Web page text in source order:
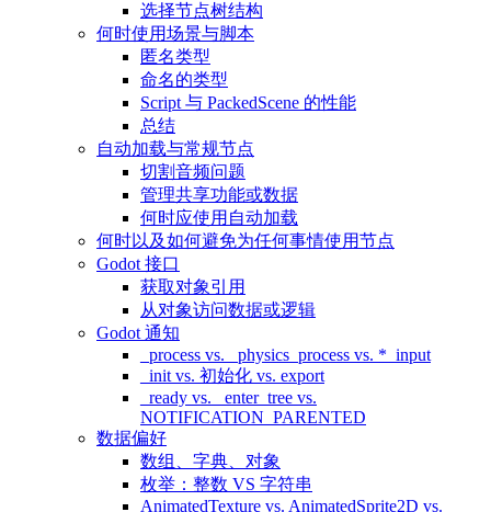
选择节点树结构
何时使用场景与脚本
匿名类型
命名的类型
Script 与 PackedScene 的性能
总结
自动加载与常规节点
切割音频问题
管理共享功能或数据
何时应使用自动加载
何时以及如何避免为任何事情使用节点
Godot 接口
获取对象引用
从对象访问数据或逻辑
Godot 通知
_process vs. _physics_process vs. *_input
_init vs. 初始化 vs. export
_ready vs. _enter_tree vs.
NOTIFICATION_PARENTED
数据偏好
数组、字典、对象
枚举：整数 VS 字符串
AnimatedTexture vs. AnimatedSprite2D vs.